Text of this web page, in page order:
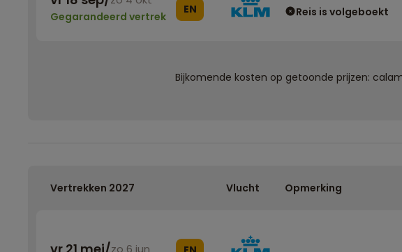
Gegarandeerd vertrek
EN Reis is volgeboekt
Bijkomende kosten op getoonde prijzen:
Vertrekken 2027 Vlucht Opmerking
zo 6 jun